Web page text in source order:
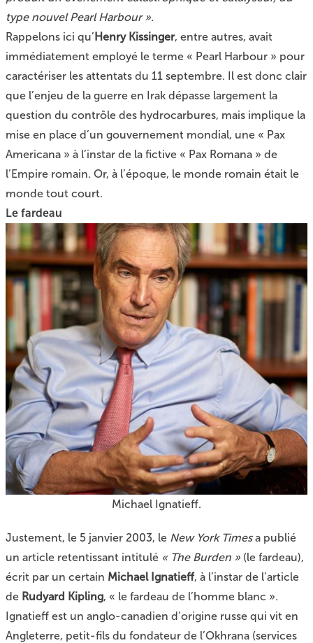
type nouvel Pearl Harbour ».
Rappelons ici qu’Henry Kissinger, entre autres, avait
immédiatement employé le terme « Pearl Harbour » pour
caractériser les attentats du 11 septembre. Il est donc clair
que l’enjeu de la guerre en Irak dépasse largement la
question du contrôle des hydrocarbures, mais implique la
mise en place d’un gouvernement mondial, une « Pax
Americana » à l’instar de la fictive « Pax Romana » de
l’Empire romain. Or, à l’époque, le monde romain était le
monde tout court.
Le fardeau
Michael Ignatieff.
Justement, le 5 janvier 2003, le New York Timesa publié
un article retentissant intitulé « The Burden »(le fardeau),
écrit par un certain Michael Ignatieff, à l’instar de l’article
de Rudyard Kipling, « le fardeau de l’homme blanc ».
Ignatieff est un anglo-canadien d’origine russe qui vit en
Angleterre, petit-fils du fondateur de l’Okhrana (services